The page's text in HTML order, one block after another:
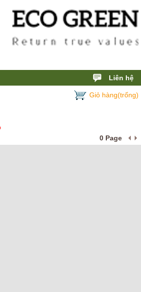
Liên hệ
Giỏ hàng(trống)
0 Page